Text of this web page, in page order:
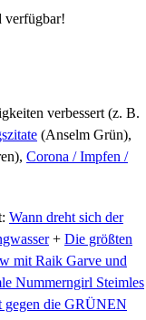
verfügbar!
verbessert (z. B.
(Anselm Grün),
Corona / Impfen /
Wann dreht sich der
+ Die größten
mit Raik Garve und
Nummerngirl Steimles
die GRÜNEN